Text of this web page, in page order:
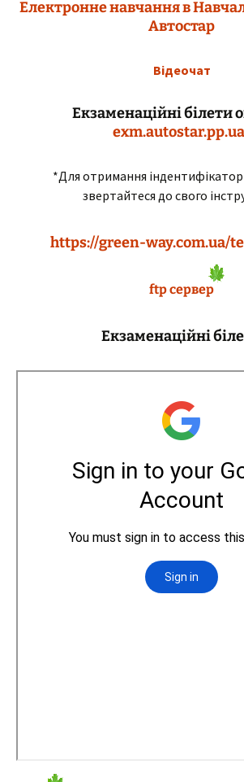
Електронне навчання в
Автостар
Відеочат
Екзаменаційні білети
*Для отримання
звертайтеся до свого
https://green-way.com.ua/
ftp сервер
Екзаменаційні